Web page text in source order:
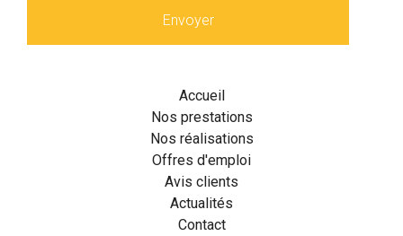
Accueil
Nos prestations
Nos réalisations
Offres d'emploi
Avis clients
Actualités
Contact